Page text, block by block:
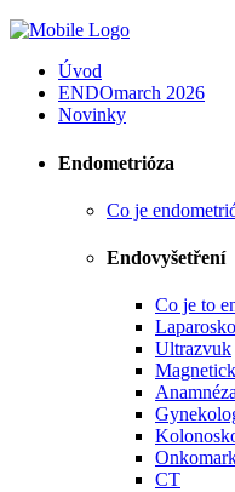
Úvod
ENDOmarch 2026
Novinky
Endometrióza
Co je
Endovyšetření
Co je to
Ultrazvuk
CT